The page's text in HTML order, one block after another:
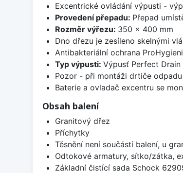
Excentrické ovládání výpusti -
Provedení přepadu: Přepad
Rozměr výřezu: 350 x 400 mm
Dno dřezu je zesíleno skelnými
Antibakteriální ochrana
Typ výpusti: Výpusť Perfect
Pozor - při montáži drtiče
Baterie a ovladač excentru se
Obsah balení
Granitový dřez
Příchytky
Těsnění není součástí balení, u
Odtokové armatury, sítko/zátka,
Základní čistící sada Schock